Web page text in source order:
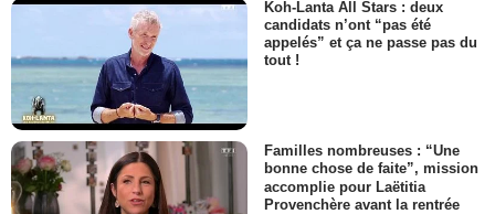
Koh-Lanta All Stars : deux
candidats n’ont “pas été
appelés” et ça ne passe pas du
tout !
Familles nombreuses : “Une
bonne chose de faite”, mission
accomplie pour Laëtitia
Provenchère avant la rentrée